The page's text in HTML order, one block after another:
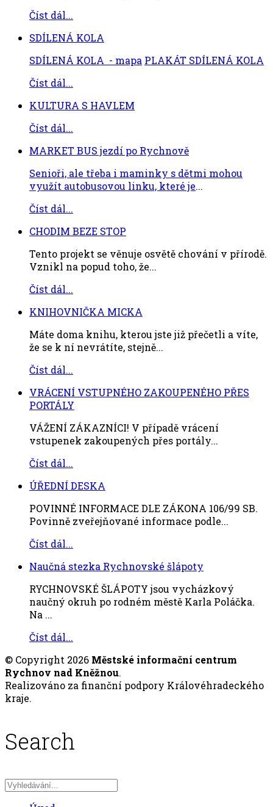
Číst dál...
SDÍLENÁ KOLA
SDÍLENÁ KOLA - mapa PLAKÁT SDÍLENÁ KOLA
Číst dál...
KULTURA S HAVLEM
Číst dál...
MARKET BUS jezdí po Rychnově
Senioři, ale třeba i maminky s dětmi mohou
využít autobusovou linku, které je...
Číst dál...
CHODIM BEZE STOP
Tento projekt se věnuje osvětě chování v přírodě.
Vznikl na popud toho, že...
Číst dál...
KNIHOVNIČKA MICKA
Máte doma knihu, kterou jste již přečetli a víte,
že se k ní nevrátíte, stejně...
Číst dál...
VRÁCENÍ VSTUPNÉHO ZAKOUPENÉHO PŘES
PORTÁLY
VÁŽENÍ ZÁKAZNÍCI! V případě vrácení
vstupenek zakoupených přes portály...
Číst dál...
ÚŘEDNÍ DESKA
POVINNÉ INFORMACE DLE ZÁKONA 106/99 SB.
Povinně zveřejňované informace podle...
Číst dál...
Naučná stezka Rychnovské šlápoty
RYCHNOVSKÉ ŠLÁPOTY jsou vycházkový
naučný okruh po rodném městě Karla Poláčka.
Na ...
Číst dál...
© Copyright 2026 Městské informační centrum
Rychnov nad Kněžnou.
Realizováno za finanční podpory Královéhradeckého
kraje.
Search